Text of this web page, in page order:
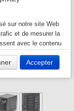
sur notre site Web
et de mesurer la
avec le contenu
acceptez les
Accepter